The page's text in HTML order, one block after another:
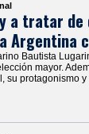
a tratar
Argentina
Bautista
mayor.
su protagonismo